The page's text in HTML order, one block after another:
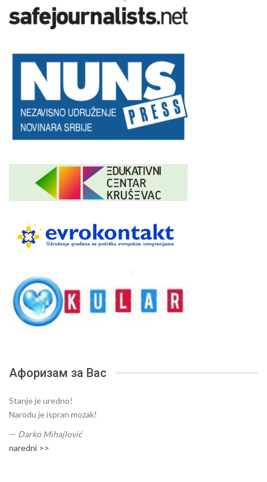
Афоризам за Вас
Stanje je uredno!
Narodu je ispran mozak!
— Darko Mihajlović
naredni >>